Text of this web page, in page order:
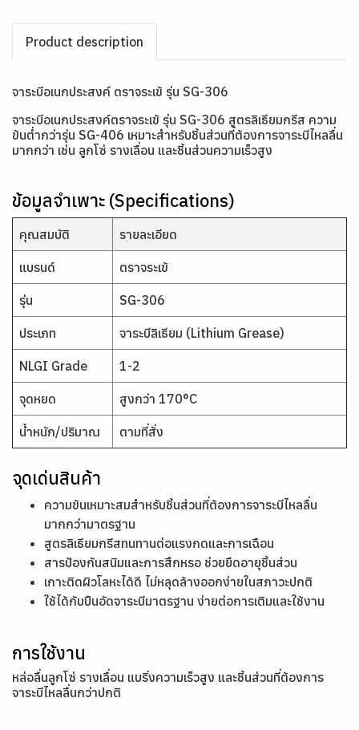
Product description
จาระบีอเนกประสงค์ ตราจระเข้ รุ่น SG-306
จาระบีอเนกประสงค์ตราจระเข้ รุ่น SG-306 สูตรลิเธียมกรีส ความ
ข้นต่ำกว่ารุ่น SG-406 เหมาะสำหรับชิ้นส่วนที่ต้องการจาระบีไหลลื่น
มากกว่า เช่น ลูกโซ่ รางเลื่อน และชิ้นส่วนความเร็วสูง
ข้อมูลจำเพาะ (Specifications)
คุณสมบัติ รายละเอียด
แบรนด์ ตราจระเข้
รุ่น SG-306
ประเภท จาระบีลิเธียม (Lithium Grease)
NLGI Grade 1-2
จุดหยด สูงกว่า 170°C
น้ำหนัก/ปริมาณ ตามที่สั่ง
จุดเด่นสินค้า
ความข้นเหมาะสมสำหรับชิ้นส่วนที่ต้องการจาระบีไหลลื่น
มากกว่ามาตรฐาน
สูตรลิเธียมกรีสทนทานต่อแรงกดและการเฉือน
สารป้องกันสนิมและการสึกหรอ ช่วยยืดอายุชิ้นส่วน
เกาะติดผิวโลหะได้ดี ไม่หลุดล้างออกง่ายในสภาวะปกติ
ใช้ได้กับปืนอัดจาระบีมาตรฐาน ง่ายต่อการเติมและใช้งาน
การใช้งาน
หล่อลื่นลูกโซ่ รางเลื่อน แบริ่งความเร็วสูง และชิ้นส่วนที่ต้องการ
จาระบีไหลลื่นกว่าปกติ